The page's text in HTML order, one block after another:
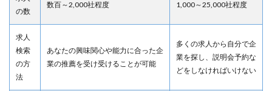
の数
数百～2,000社程度 1,000～25,000社程度
求人
検索
の方
法
あなたの興味関心や能力に合った企
業の推薦を受け受けることが可能
多くの求人から自分で企
業を探し、説明会予約な
どをしなければいけない